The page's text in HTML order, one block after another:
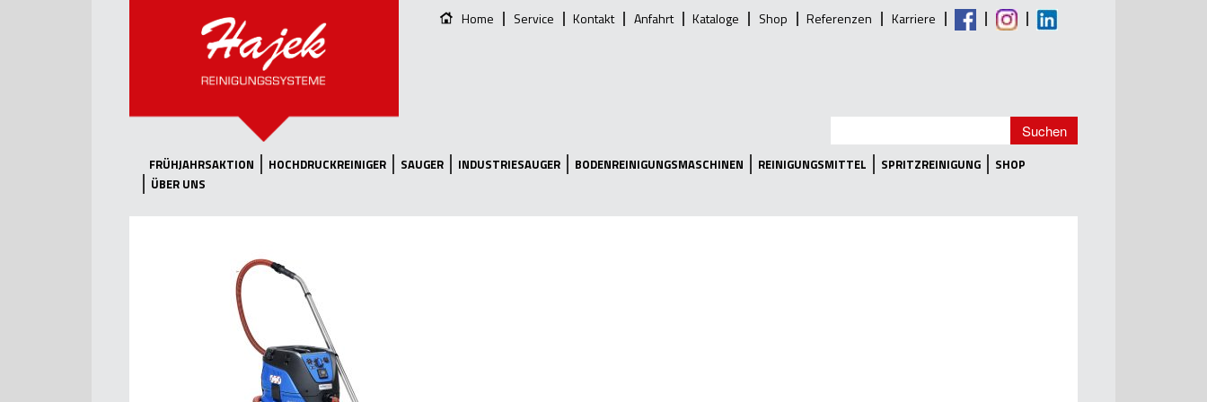
Home Service Kontakt Anfahrt Kataloge Shop Referenzen Karriere
FRÜHJAHRSAKTION HOCHDRUCKREINIGER SAUGER INDUSTRIESAUGER BODENREINIGUNGSMASCHINEN REINIGUNGSMITTEL SPRITZREINIGUNG
SHOP
ÜBER UNS